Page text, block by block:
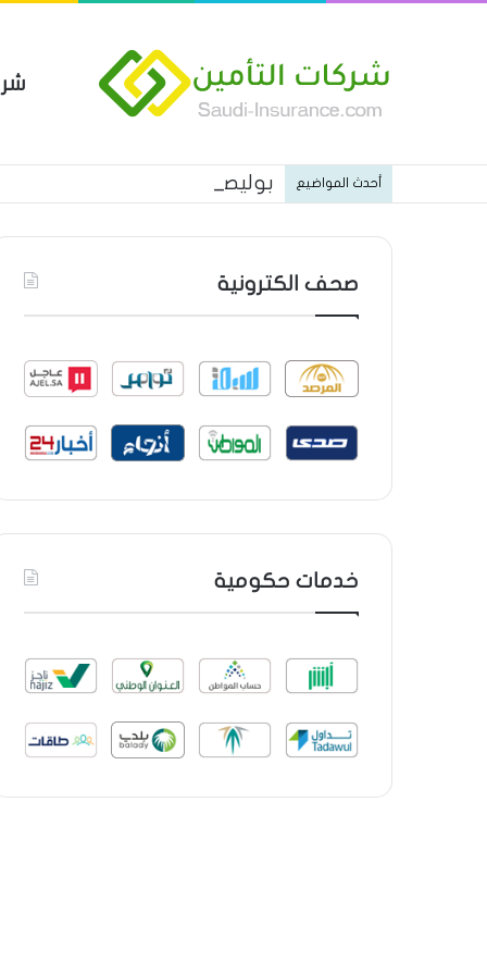
أحدث المواضيع بوليصة التأمين العام من شركة
صحف الكترونية
خدمات حكومية